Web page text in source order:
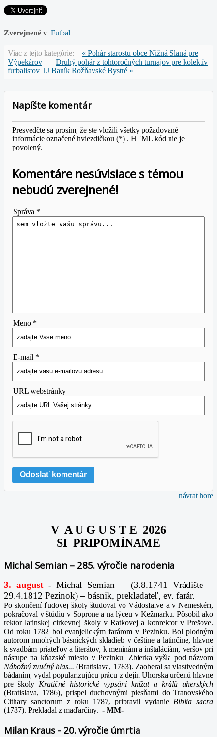
Zverejnené v Futbal
Viac z tejto kategórie:
« Pohár starostu obce Nižná Slaná pre
Výpekárov
Druhý pohár z tohtoročných turnajov pre kolektív
futbalistov TJ Baník Rožňavské Bystré »
Napíšte komentár
Presvedčte sa prosím, že ste vložili všetky požadované
informácie označené hviezdičkou (*) . HTML kód nie je
povolený.
Komentáre nesúvisiace s témou
nebudú zverejnené!
Správa *
Meno *
E-mail *
URL webstránky
návrat hore
V A U G U S T E 2026
SI PRIPOMÍNAME
Michal Semian – 285. výročie narodenia
3. august -Michal Semian – (3.8.1741 Vrádište –
29.4.1812 Pezinok) – básnik, prekladateľ, ev. farár.
Po skončení ľudovej školy študoval vo Vádosfalve a v Nemeskéri,
pokračoval v štúdiu v Soprone a na lýceu v Kežmarku. Pôsobil ako
rektor latinskej cirkevnej školy v Ratkovej a konrektor v Prešove.
Od roku 1782 bol evanjelickým farárom v Pezinku. Bol plodným
autorom mnohých básnických skladieb v češtine a latinčine, hlavne
k svadbám priateľov a literátov, k meninám a inštaláciám, veršov pri
nástupe na kňazské miesto v Pezinku. Zbierka vyšla pod názvom
Nábožný zvučný hlas...(Bratislava, 1783). Zaoberal sa vlastivedným
bádaním, vydal popularizujúcu prácu z dejín Uhorska určenú hlavne
pre školy Kratičné historické vypsání knížat a králů uherských
(Bratislava, 1786), prispel duchovnými piesňami do Tranovského
Cithary sanctorum z roku 1787, pripravil vydanie Biblia sacra
(1787). Prekladal z maďarčiny. - MM-
Milan Kraus - 20. výročie úmrtia